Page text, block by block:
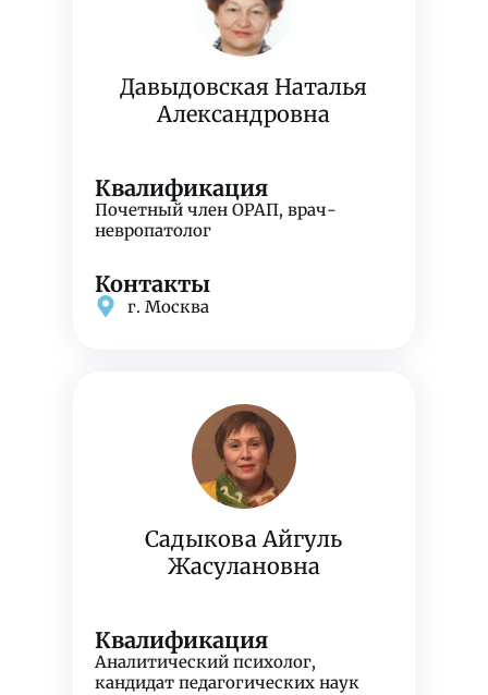
Давыдовская Наталья
Александровна
Квалификация
Почетный член ОРАП, врач-
невропатолог
Контакты
г. Москва
Садыкова Айгуль
Жасулановна
Квалификация
Аналитический психолог,
кандидат педагогических наук